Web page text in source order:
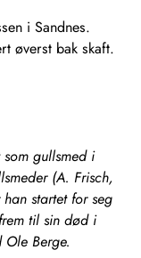
i Sandnes.
øverst bak skaft.
gullsmed i
(A. Frisch,
startet for seg
til sin død i
Berge.